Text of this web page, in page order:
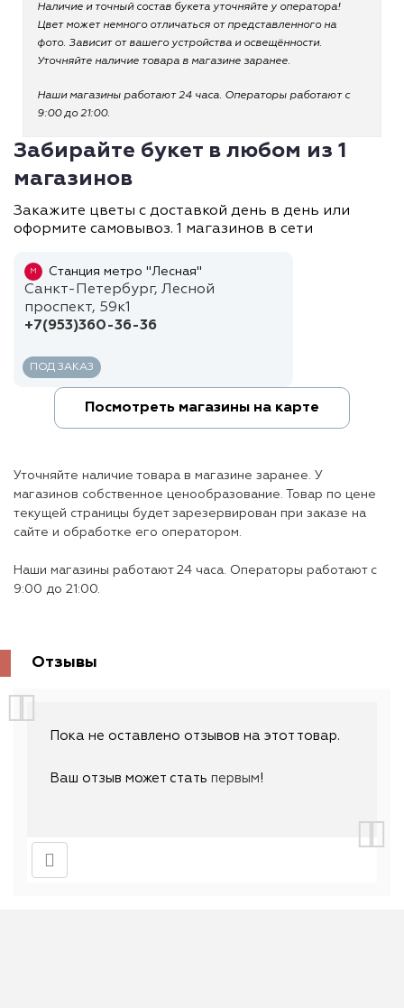
Наличие и точный состав букета уточняйте у оператора!
Цвет может немного отличаться от представленного на
фото. Зависит от вашего устройства и освещённости.
Уточняйте наличие товара в магазине заранее.
Наши магазины работают 24 часа. Операторы работают с
9:00 до 21:00.
Забирайте букет в любом из 1
магазинов
Закажите цветы с доставкой день в день или
оформите самовывоз. 1 магазинов в сети
М Станция метро "Лесная"
Санкт-Петербург, Лесной
проспект, 59к1
+7(953)360-36-36
ПОД ЗАКАЗ
Посмотреть магазины на карте
Уточняйте наличие товара в магазине заранее. У
магазинов собственное ценообразование. Товар по цене
текущей страницы будет зарезервирован при заказе на
сайте и обработке его оператором.
Наши магазины работают 24 часа. Операторы работают с
9:00 до 21:00.
Отзывы
Пока не оставлено отзывов на этот товар.
Ваш отзыв может стать первым!